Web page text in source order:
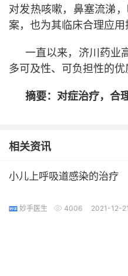
对发热咳嗽，鼻塞流涕
案，也为其临床合理应用
一直以来，济川药业
多可及性、可负担性的
摘要：对症治疗，合
相关资讯
小儿上呼吸道感染的治疗
妙手医生 4006 2021-12-21